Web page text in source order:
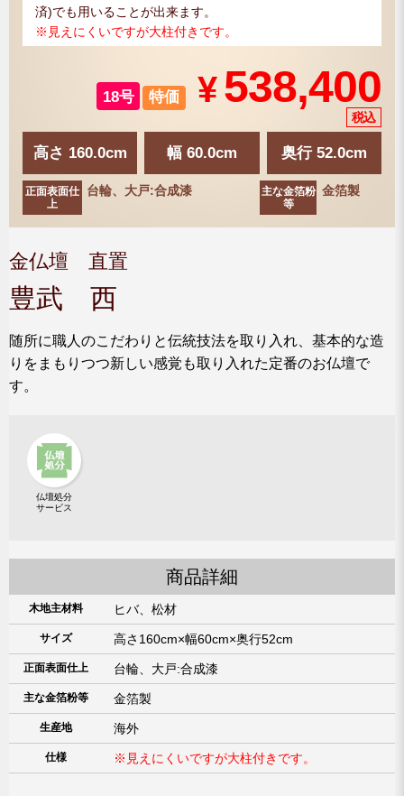
済)でも用いることが出来ます。
※見えにくいですが大柱付きです。
18号 特価 ¥ 538,400
高さ 160.0cm 幅 60.0cm 奥行 52.0cm
正面表面仕
上
台輪、大戸:合成漆
主な金箔粉
等
金箔製
金仏壇 直置
豊武 西
随所に職人のこだわりと伝統技法を取り入れ、基本的な造
りをまもりつつ新しい感覚も取り入れた定番のお仏壇で
す。
仏壇処分
サービス
商品詳細
木地主材料 ヒバ、松材
サイズ 高さ160cm×幅60cm×奥行52cm
正面表面仕上 台輪、大戸:合成漆
主な金箔粉等 金箔製
生産地 海外
仕様 ※見えにくいですが大柱付きです。